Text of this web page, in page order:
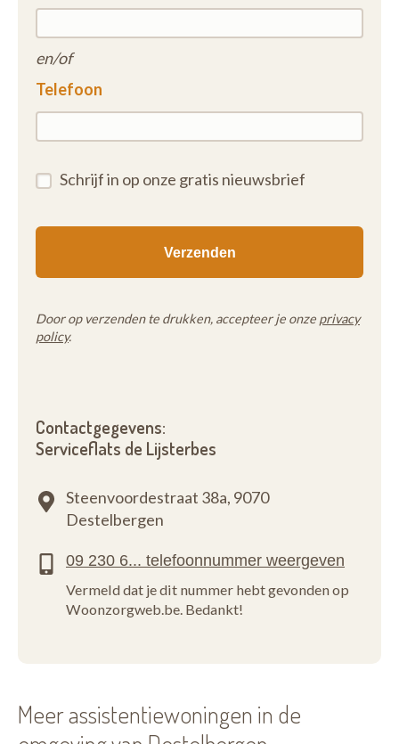
en/of
Telefoon
Schrijf in op onze gratis nieuwsbrief
Door op verzenden te drukken, accepteer je onze privacy
policy.
Contactgegevens:
Serviceflats de Lijsterbes
Steenvoordestraat 38a, 9070
Destelbergen
Vermeld dat je dit nummer hebt gevonden op
Woonzorgweb.be. Bedankt!
Meer assistentiewoningen in de